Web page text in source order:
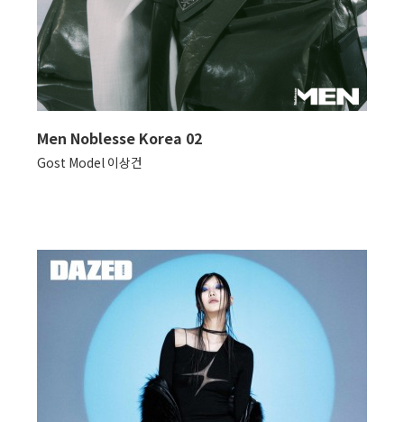
Men Noblesse Korea 02
Gost Model 이상건